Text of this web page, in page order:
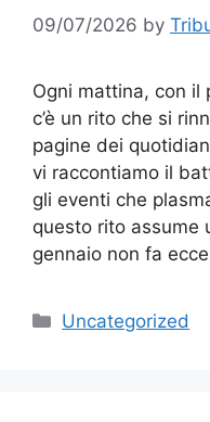
09/07/2026 by
Ogni mattina, con il
c’è un rito che si
pagine dei
vi raccontiamo il
gli eventi che
questo rito assume
gennaio non fa
Categories
Uncategorized